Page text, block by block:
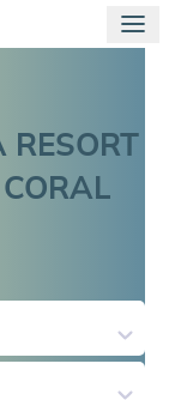
RESORT